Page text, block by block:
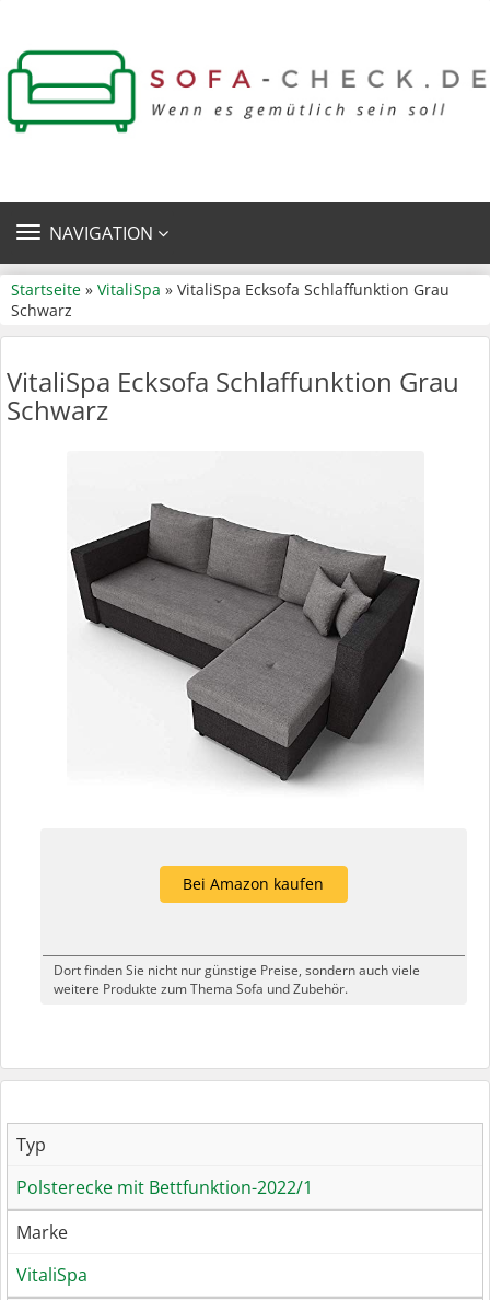
TOGGLE
NAVIGATION
Startseite » VitaliSpa » VitaliSpa Ecksofa Schlaffunktion Grau
Schwarz
VitaliSpa Ecksofa Schlaffunktion Grau
Schwarz
Bei Amazon kaufen
Dort finden Sie nicht nur günstige Preise, sondern auch viele
weitere Produkte zum Thema Sofa und Zubehör.
Typ
Polsterecke mit Bettfunktion-2022/1
Marke
VitaliSpa